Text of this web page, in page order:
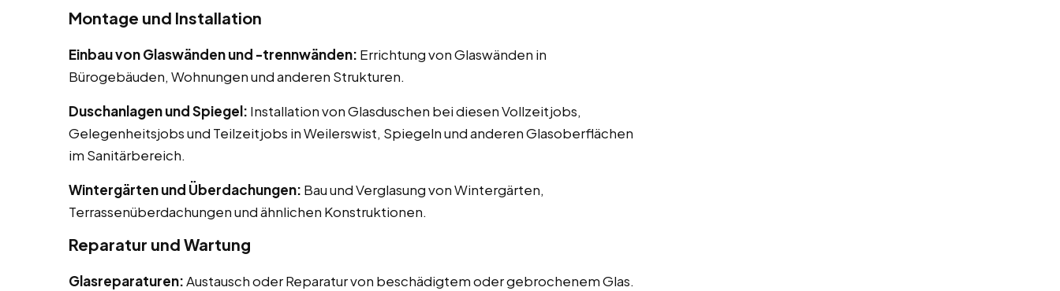
Montage und Installation
Einbau von Glaswänden und -trennwänden: Errichtung von Glaswänden in
Bürogebäuden, Wohnungen und anderen Strukturen.
Duschanlagen und Spiegel: Installation von Glasduschen bei diesen Vollzeitjobs,
Gelegenheitsjobs und Teilzeitjobs in Weilerswist, Spiegeln und anderen Glasoberflächen
im Sanitärbereich.
Wintergärten und Überdachungen: Bau und Verglasung von Wintergärten,
Terrassenüberdachungen und ähnlichen Konstruktionen.
Reparatur und Wartung
Glasreparaturen:Austausch oder Reparatur von beschädigtem oder gebrochenem Glas.